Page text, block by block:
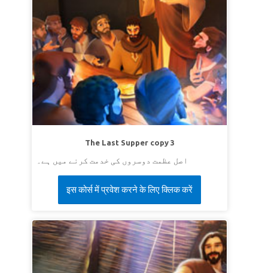
The Last Supper copy 3
इस कोर्स में प्रवेश करने के लिए क्लिक करें